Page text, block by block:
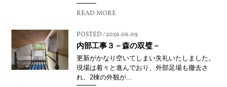
READ MORE
POSTED / 2026.06.09
内部工事３－森の双璧－
更新がかなり空いてしまい失礼いたしました。
現場は着々と進んでおり、外部足場も撤去さ
れ、2棟の外観が...